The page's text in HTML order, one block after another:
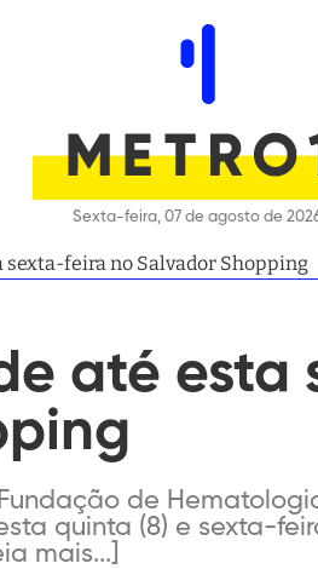
Sexta-feira, 07 de agosto de
sexta-feira no Salvador Shopping
até esta
de
quinta (8) e sexta-
mais...]